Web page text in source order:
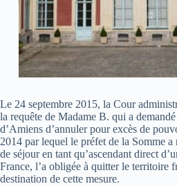
Le 24 septembre 2015, la Cour
la requête de Madame B. qui a
d’Amiens d’annuler pour excès de
2014 par lequel le préfet de la Somme
de séjour en tant qu’ascendant direct
France, l’a obligée à quitter le territoire
destination de cette mesure.